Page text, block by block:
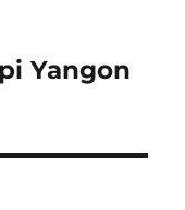
Yangon